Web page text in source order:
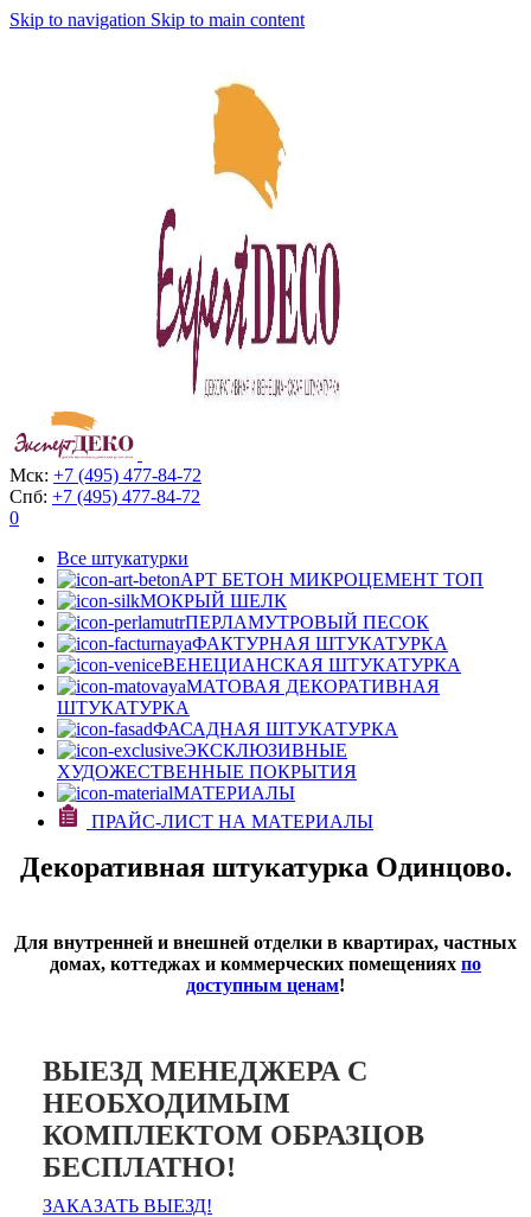
Skip to navigation Skip to main content
Мск: +7 (495) 477-84-72
Спб: +7 (495) 477-84-72
0
Все штукатурки
АРТ БЕТОН МИКРОЦЕМЕНТ ТОП
МОКРЫЙ ШЕЛК
ПЕРЛАМУТРОВЫЙ ПЕСОК
ФАКТУРНАЯ ШТУКАТУРКА
ВЕНЕЦИАНСКАЯ ШТУКАТУРКА
МАТОВАЯ ДЕКОРАТИВНАЯ
ШТУКАТУРКА
ФАСАДНАЯ ШТУКАТУРКА
ЭКСКЛЮЗИВНЫЕ
ХУДОЖЕСТВЕННЫЕ ПОКРЫТИЯ
МАТЕРИАЛЫ
ПРАЙС-ЛИСТ НА МАТЕРИАЛЫ
Декоративная штукатурка Одинцово.
Для внутренней и внешней отделки в квартирах, частных
домах, коттеджах и коммерческих помещениях по
доступным ценам!
ВЫЕЗД МЕНЕДЖЕРА С
НЕОБХОДИМЫМ
КОМПЛЕКТОМ ОБРАЗЦОВ
БЕСПЛАТНО!
ЗАКАЗАТЬ ВЫЕЗД!